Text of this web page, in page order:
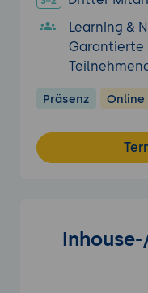
Learning &
Garantierte
Präsenz Online